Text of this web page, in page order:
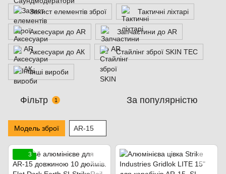
Захист елементів зброї Тактичні ліхтарі
Аксесуари до AR Запчастини до AR
Аксесуари до АК Стайлінг зброї SKIN TEC
Інші вироби
Фільтр 1 За популярністю
Модель зброї AR-15
3